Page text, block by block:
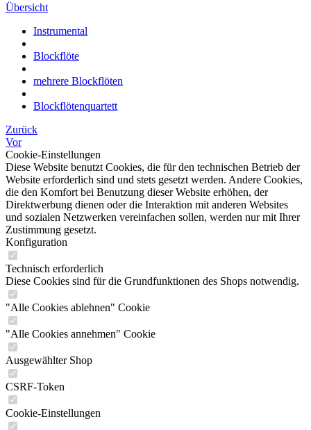
Übersicht
Instrumental
Blockflöte
mehrere Blockflöten
Blockflötenquartett
Zurück
Vor
Cookie-Einstellungen
Diese Website benutzt Cookies, die für den technischen Betrieb der
Website erforderlich sind und stets gesetzt werden. Andere Cookies,
die den Komfort bei Benutzung dieser Website erhöhen, der
Direktwerbung dienen oder die Interaktion mit anderen Websites
und sozialen Netzwerken vereinfachen sollen, werden nur mit Ihrer
Zustimmung gesetzt.
Konfiguration
Technisch erforderlich
Diese Cookies sind für die Grundfunktionen des Shops notwendig.
"Alle Cookies ablehnen" Cookie
"Alle Cookies annehmen" Cookie
Ausgewählter Shop
CSRF-Token
Cookie-Einstellungen